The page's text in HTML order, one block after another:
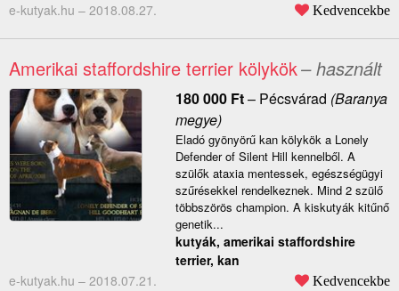
e-kutyak.hu – 2018.08.27. Kedvencekbe
Amerikai staffordshire terrier kölykök– használt
180 000 Ft– Pécsvárad (Baranya
megye)
Eladó gyönyörű kan kölykök a Lonely
Defender of Silent Hill kennelből. A
szülők ataxia mentessek, egészségügyi
szűrésekkel rendelkeznek. Mind 2 szülő
többszörös champion. A kiskutyák kitűnő
genetik...
kutyák, amerikai staffordshire
terrier, kan
e-kutyak.hu – 2018.07.21. Kedvencekbe